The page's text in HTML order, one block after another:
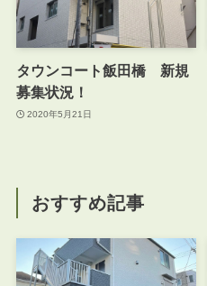
タウンコート飯田橋 新規
募集状況！
2020年5月21日
おすすめ記事